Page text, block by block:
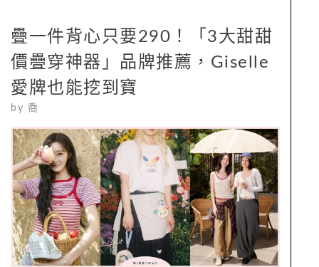
疊一件背心只要290！「3大甜甜
價疊穿神器」品牌推薦，Giselle
愛牌也能挖到寶
by 喬